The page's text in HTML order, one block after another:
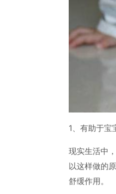
1、有助于宝
现实生活中
以这样做的
舒缓作用。